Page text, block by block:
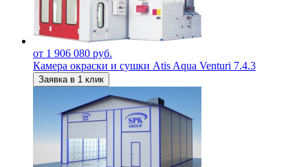
от 1 906 080 руб.
Камера окраски и сушки Atis Aqua Venturi 7.4.3
Заявка в 1 клик